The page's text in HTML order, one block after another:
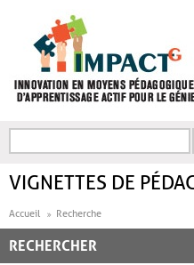
FORMULAIRE DE
VIGNETTES DE
Accueil Recherche
RECHERCHER